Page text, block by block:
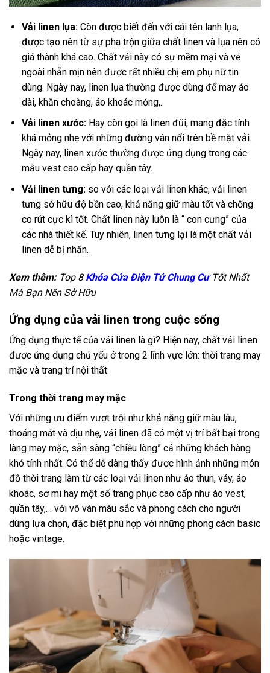
Vải linen lụa:Còn được biết đến với cái tên lanh lụa,
được tạo nên từ sự pha trộn giữa chất linen và lụa nên có
giá thành khá cao. Chất vải này có sự mềm mại và vẻ
ngoài nhẵn mịn nên được rất nhiều chị em phụ nữ tin
dùng. Ngày nay, linen lụa thường được dùng để may áo
dài, khăn choàng, áo khoác mỏng,..
Vải linen xước:Hay còn gọi là linen đũi, mang đặc tính
khá mỏng nhẹ với những đường vân nổi trên bề mặt vải.
Ngày nay, linen xước thường được ứng dụng trong các
mẫu vest cao cấp hay quần tây.
Vải linen tưng:so với các loại vải linen khác, vải linen
tưng sở hữu độ bền cao, khả năng giữ màu tốt và chống
co rút cực kì tốt. Chất linen này luôn là “ con cưng” của
các nhà thiết kế. Tuy nhiên, linen tưng lại là một chất vải
linen dễ bị nhăn.
Xem thêm: Top 8 Khóa Cửa Điện Tử Chung Cư Tốt Nhất
Mà Bạn Nên Sở Hữu
Ứng dụng của vải linen trong cuộc sống
Ứng dụng thực tế của vải linen là gì? Hiện nay, chất vải linen
được ứng dụng chủ yếu ở trong 2 lĩnh vực lớn: thời trang may
mặc và trang trí nội thất
Trong thời trang may mặc
Với những ưu điểm vượt trội như khả năng giữ màu lâu,
thoáng mát và dịu nhẹ, vải linen đã có một vị trí bất bại trong
làng may mặc, sẵn sàng “chiều lòng” cả những khách hàng
khó tính nhất. Có thể dễ dàng thấy được hình ảnh những món
đồ thời trang làm từ các loại vải linen như áo thun, váy, áo
khoác, sơ mi hay một số trang phục cao cấp như áo vest,
quần tây,… với vô vàn màu sắc và phong cách cho người
dùng lựa chọn, đặc biệt phù hợp với những phong cách basic
hoặc vintage.